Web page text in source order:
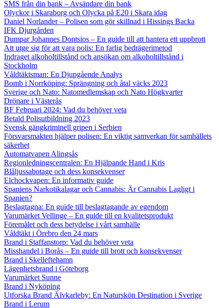
SMS från din bank – Avsändare din bank
Olyckor i Skaraborg och Olycka på E20 i Skara idag
Daniel Norlander – Polisen som gör skillnad i Hissings Backa
IFK Djurgården
Dumpar Johannes Dontsios – En guide till att hantera ett uppbrott
Att utge sig för att vara polis: En farlig bedrägerimetod
Indraget alkoholtillstånd och ansökan om alkoholtillstånd i
Stockholm
Våldtäktsman: En Djupgående Analys
Bomb i Norrköping: Sprängning och åtal väcks 2023
Sverige och Nato: Natomedlemskap och Nato Högkvarter
Drönare i Västerås
BF Februari 2024: Vad du behöver veta
Betald Polisutbildning 2023
Svensk gängkriminell gripen i Serbien
Försvarsmakten hjälper polisen: En viktig samverkan för samhällets
säkerhet
Automatvapen Alingsås
Regionledningscentralen: En Hjälpande Hand i Kris
Blåljussabotage och dess konsekvenser
Elchockvapen: En informativ guide
Spaniens Narkotikalagar och Cannabis: Är Cannabis Lagligt i
Spanien?
Beslagtagna: En guide till beslagtagande av egendom
Varumärket Vellinge – En guide till en kvalitetsprodukt
Föremålet och dess betydelse i vårt samhälle
Våldtäkt i Örebro den 24 mars
Brand i Staffanstorp: Vad du behöver veta
Misshandel i Borås – En guide till brott och konsekvenser
Brand i Skelleftehamn
Lägenhetsbrand i Göteborg
Varumärket Sunne
Brand i Nyköping
Utforska Brand Älvkarleby: En Naturskön Destination i Sverige
Brand i Lerum